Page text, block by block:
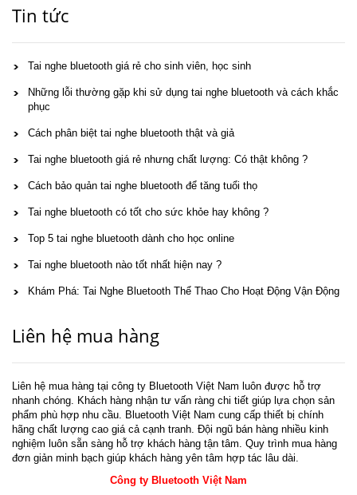
Tin tức
Tai nghe bluetooth giá rẻ cho sinh viên, học sinh
Những lỗi thường gặp khi sử dụng tai nghe bluetooth và cách khắc
phục
Cách phân biệt tai nghe bluetooth thật và giả
Tai nghe bluetooth giá rẻ nhưng chất lượng: Có thật không ?
Cách bảo quản tai nghe bluetooth để tăng tuổi thọ
Tai nghe bluetooth có tốt cho sức khỏe hay không ?
Top 5 tai nghe bluetooth dành cho học online
Tai nghe bluetooth nào tốt nhất hiện nay ?
Khám Phá: Tai Nghe Bluetooth Thể Thao Cho Hoạt Động Vận Động
Liên hệ mua hàng
Liên hệ mua hàng tại công ty Bluetooth Việt Nam luôn được hỗ trợ
nhanh chóng. Khách hàng nhận tư vấn ràng chi tiết giúp lựa chọn sản
phẩm phù hợp nhu cầu. Bluetooth Việt Nam cung cấp thiết bị chính
hãng chất lượng cao giá cả cạnh tranh. Đội ngũ bán hàng nhiều kinh
nghiệm luôn sẵn sàng hỗ trợ khách hàng tận tâm. Quy trình mua hàng
đơn giản minh bạch giúp khách hàng yên tâm hợp tác lâu dài.
Công ty Bluetooth Việt Nam